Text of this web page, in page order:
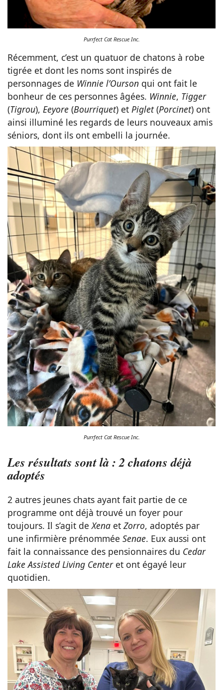
Purrfect Cat Rescue Inc.
Récemment, c’est un quatuor de chatons à robe
tigrée et dont les noms sont inspirés de
personnages de Winnie l’Ourson qui ont fait le
bonheur de ces personnes âgées. Winnie, Tigger
(Tigrou), Eeyore (Bourriquet) et Piglet(Porcinet) ont
ainsi illuminé les regards de leurs nouveaux amis
séniors, dont ils ont embelli la journée.
Purrfect Cat Rescue Inc.
Les résultats sont là : 2 chatons déjà
adoptés
2 autres jeunes chats ayant fait partie de ce
programme ont déjà trouvé un foyer pour
toujours. Il s’agit de Xena et Zorro, adoptés par
une infirmière prénommée Senae. Eux aussi ont
fait la connaissance des pensionnaires du Cedar
Lake Assisted Living Centeret ont égayé leur
quotidien.